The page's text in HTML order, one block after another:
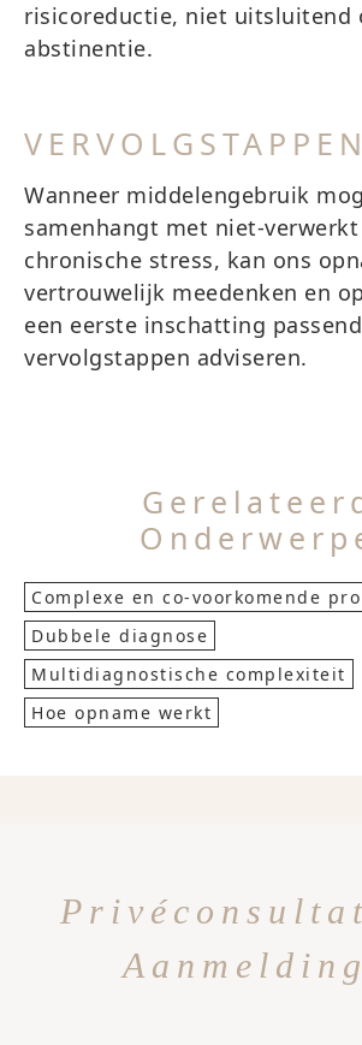
risicoreductie, niet uitsluitend
abstinentie.
VERVOLGSTAPPEN
Wanneer middelengebruik
samenhangt met niet-
chronische stress, kan ons
vertrouwelijk meedenken en
een eerste inschatting
vervolgstappen adviseren.
Complexe en co-voorkomende
Dubbele diagnose
Multidiagnostische complexiteit
Hoe opname werkt